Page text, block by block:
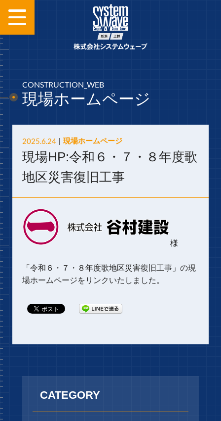
CONSTRUCTION_WEB
現場ホームページ
2025.6.24 現場ホームページ
現場HP:令和６・７・８年度歌
地区災害復旧工事
様
「 令和６・７・８年度歌地区災害復旧工事」の現
場ホームページをリンクいたしました。
CATEGORY